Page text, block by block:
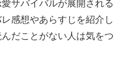
サバイバルが展開される
感想やあらすじを紹介し
だことがない人は気をつ